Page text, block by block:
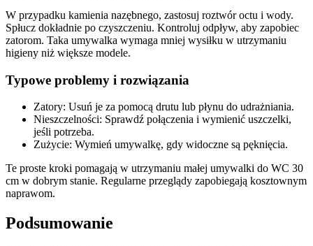
W przypadku kamienia nazębnego, zastosuj roztwór octu i wody.
Spłucz dokładnie po czyszczeniu. Kontroluj odpływ, aby zapobiec
zatorom. Taka umywalka wymaga mniej wysiłku w utrzymaniu
higieny niż większe modele.
Typowe problemy i rozwiązania
Zatory: Usuń je za pomocą drutu lub płynu do udrażniania.
Nieszczelności: Sprawdź połączenia i wymienić uszczelki,
jeśli potrzeba.
Zużycie: Wymień umywalkę, gdy widoczne są pęknięcia.
Te proste kroki pomagają w utrzymaniu małej umywalki do WC 30
cm w dobrym stanie. Regularne przeglądy zapobiegają kosztownym
naprawom.
Podsumowanie